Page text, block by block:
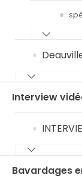
Interview
Bavardages